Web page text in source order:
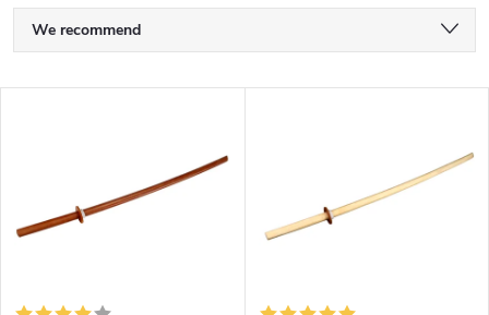
P
r
u
We recommend
Alphabetically
s